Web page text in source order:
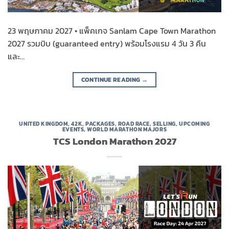
23 พฤษภาคม 2027 • แพ็คเกจ Sanlam Cape Town Marathon
2027 รวมบิบ (guaranteed entry) พร้อมโรงแรม 4 วัน 3 คืน
และ…
CONTINUE READING →
UNITED KINGDOM,42K,PACKAGES,ROAD RACE,SELLING,UPCOMING
EVENTS,WORLD MARATHON MAJORS
TCS London Marathon 2027